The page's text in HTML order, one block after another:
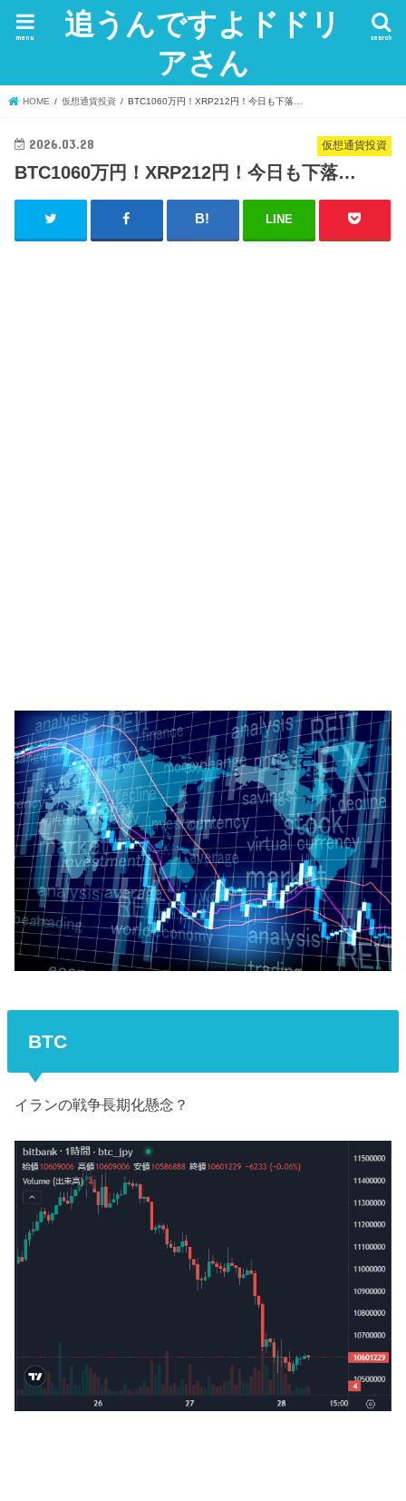
追うんですよドドリ
アさん
search
menu
HOME 仮想通貨投資 BTC1060万円！XRP212円！今日も下落…
仮想通貨投資
2026.03.28
BTC1060万円！XRP212円！今日も下落…
LINE
BTC
イランの戦争長期化懸念？